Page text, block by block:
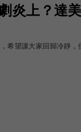
炎上？達
希望讓大家回歸冷靜，